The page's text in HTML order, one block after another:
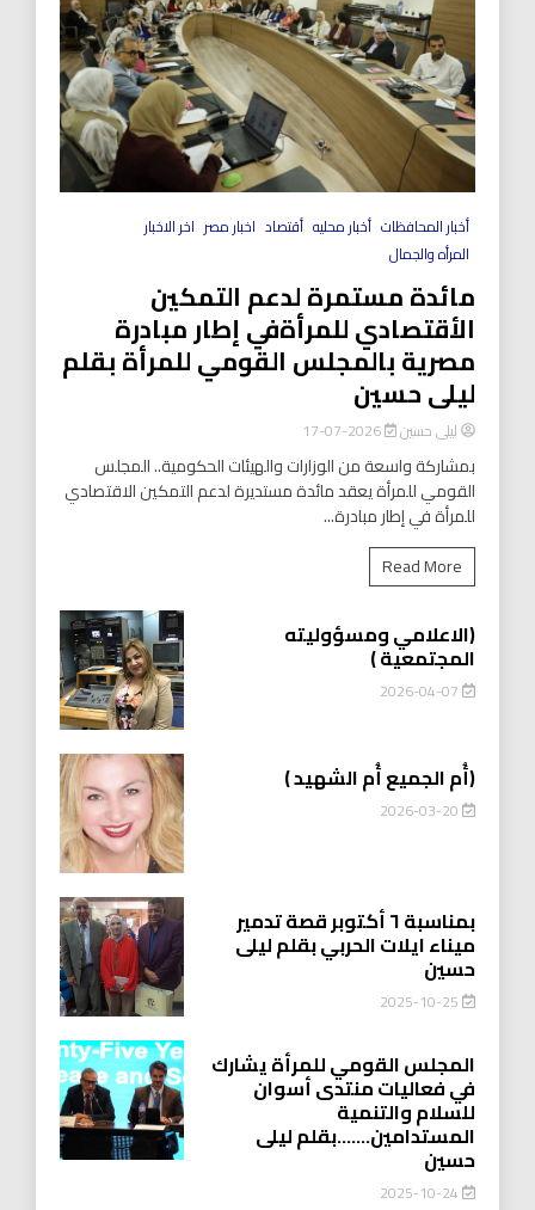
أخبار المحافظات أخبار محليه أقتصاد اخبار مصر اخر الاخبار
المرأه والجمال
مائدة مستمرة لدعم التمكين
الأقتصادي للمرأةفي إطار مبادرة
مصرية بالمجلس القومي للمرأة بقلم
ليلى حسين
ليلى حسين 2026-07-17
بمشاركة واسعة من الوزارات والهيئات الحكومية.. المجلس
القومي للمرأة يعقد مائدة مستديرة لدعم التمكين الاقتصادي
للمرأة في إطار مبادرة...
Read More
(الاعلامي ومسؤوليته
المجتمعية )
2026-04-07
(أُم الجميع أُم الشهيد )
2026-03-20
بمناسبة ٦ أكتوبر قصة تدمير
ميناء ايلات الحربي بقلم ليلى
حسين
2025-10-25
المجلس القومي للمرأة يشارك
في فعاليات منتدى أسوان
للسلام والتنمية
المستدامين…….بقلم ليلى
حسين
2025-10-24